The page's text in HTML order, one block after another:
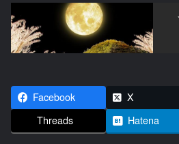
Facebook X
Threads
Hatena